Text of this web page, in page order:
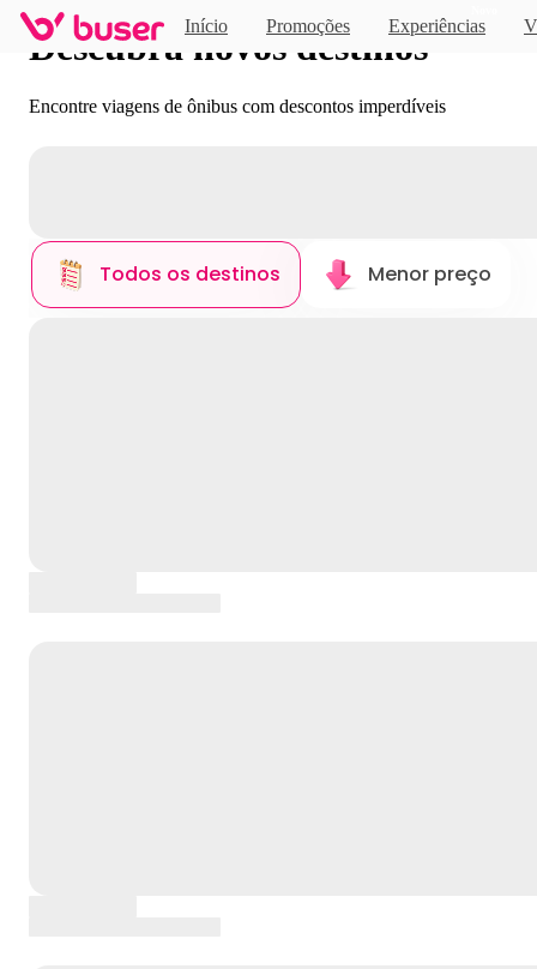
Início Promoções Experiências
Descubra novos destinos
Encontre viagens de ônibus com descontos imperdíveis
Todos os destinos Menor preço